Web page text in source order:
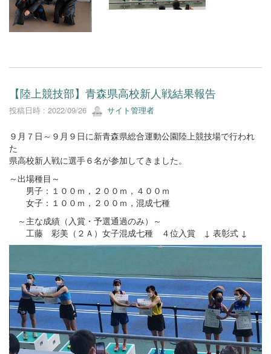
【陸上競技部】青森県高校新人戦結果報告
投稿日時 : 2022/09/26 サイト管理者
９月７日～９月９日に新青森県総合運動公園陸上競技場で行われ
た
県高校新人戦に選手６名が参加してきました。
～出場種目～
男子：１００ｍ，２００ｍ，４００ｍ
女子：１００ｍ，２００ｍ，混成七種
～主な成績（入賞・予選通過のみ）～
工藤 彩美（２Ａ）女子混成七種 ４位入賞 ↓ 表彰式 ↓